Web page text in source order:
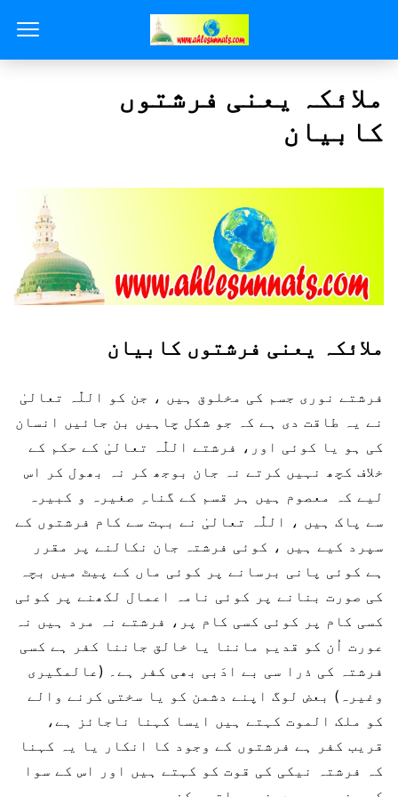
ملائکہ یعنی فرشتوں
کابیان
ملائکہ یعنی فرشتوں کابیان
فرشتے نوری جسم کی مخلوق ہیں ، جن کو اللّٰہ تعالیٰ
نے یہ طاقت دی ہے کہ جو شکل چاہیں بن جائیں انسان
کی ہو یا کوئی اور، فرشتے اللّٰہ تعالیٰ کے حکم کے
خلاف کچھ نہیں کرتے نہ جان بوجھ کر نہ بھول کر اس
لیے کہ معصوم ہیں ہر قسم کے گناہِ صغیرہ و کبیرہ
سے پاک ہیں ، اللّٰہ تعالیٰ نے بہت سے کام فرشتوں کے
سپرد کیے ہیں ، کوئی فرشتہ جان نکالنے پر مقرر
ہے کوئی پانی برسانے پر کوئی ماں کے پیٹ میں بچہ
کی صورت بنانے پر کوئی نامہ اعمال لکھنے پر کوئی
کسی کام پر کوئی کسی کام پر، فرشتے نہ مرد ہیں نہ
عورت اُن کو قدیم ماننا یا خالق جاننا کفر ہے کسی
فرشتہ کی ذرا سی بے ادَبی بھی کفر ہے۔ (عالمگیری
وغیرہ) بعض لوگ اپنے دشمن کو یا سختی کرنے والے
کو ملک الموت کہتے ہیں ایسا کہنا ناجائز ہے،
قریب کفر ہے فرشتوں کے وجود کا انکار یا یہ کہنا
کہ فرشتہ نیکی کی قوت کو کہتے ہیں اور اس کے سوا